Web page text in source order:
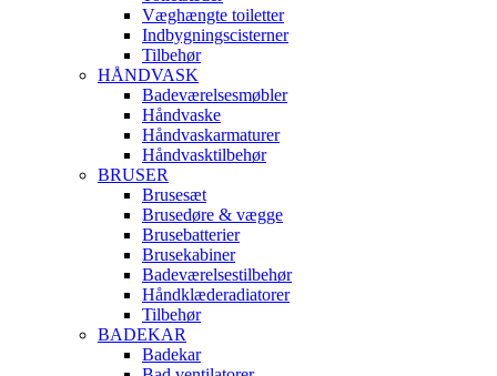
Væghængte toiletter
Indbygningscisterner
Tilbehør
HÅNDVASK
Badeværelsesmøbler
Håndvaske
Håndvaskarmaturer
Håndvasktilbehør
BRUSER
Brusesæt
Brusedøre & vægge
Brusebatterier
Brusekabiner
Badeværelsestilbehør
Håndklæderadiatorer
Tilbehør
BADEKAR
Badekar